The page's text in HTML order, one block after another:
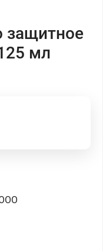
защитное
мл